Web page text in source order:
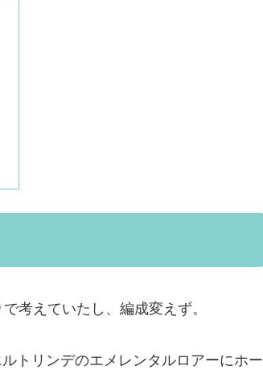
考えていたし、編成変えず。
トリンデのエメレンタルロアーにホー